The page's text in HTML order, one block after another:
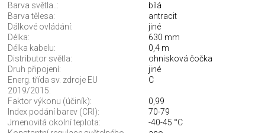
Barva světla..:
bílá
Barva tělesa:
antracit
Dálkové ovládání:
jiné
Délka:
630 mm
Délka kabelu:
0,4 m
Distributor světla:
ohnisková čočka
Druh připojení:
jiné
Energ. třída sv. zdroje EU
2019/2015:
C
Faktor výkonu (účiník):
0,99
Index podání barev (CRI):
70-79
Jmenovitá okolní teplota:
-40-45 °C